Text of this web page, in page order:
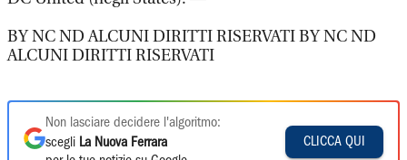
BY NC ND ALCUNI DIRITTI RISERVATI BY NC ND
ALCUNI DIRITTI RISERVATI
Non lasciare decidere l'algoritmo:
scegli La Nuova Ferrara
CLICCA QUI